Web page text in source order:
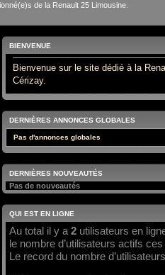
de la Renault 25 Limousine.
BIENVENUE
Bienvenue sur le site dédié à la
Cérizay.
DERNIÈRES ANNONCES GLOBALES
Pas d'annonces globales
DERNIÈRES NOUVEAUTÉS
Pas de nouveautés
QUI EST EN LIGNE
Au total il y a 2 utilisateurs en
le nombre d’utilisateurs actifs
Le record du nombre